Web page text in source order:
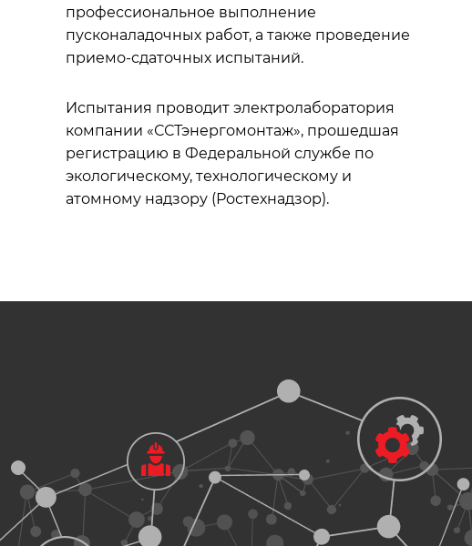
профессиональное выполнение
пусконаладочных работ, а также проведение
приемо-сдаточных испытаний.
Испытания проводит электролаборатория
компании «ССТэнергомонтаж», прошедшая
регистрацию в Федеральной службе по
экологическому, технологическому и
атомному надзору (Ростехнадзор).